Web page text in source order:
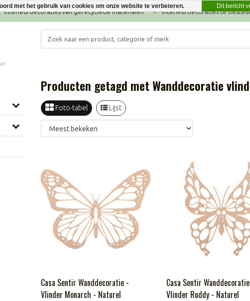
Interieurdecoraties van gerecyclede materialen Interieurdecoraties te
Producten getagd met Wanddecoratie
Foto-tabel Lijst
Casa Sentir Wanddecoratie -
Vlinder Monarch - Naturel
Casa Sentir
Vlinder Ruddy - Naturel
met het gebruik van cookies om onze website te verbeteren. Dit bericht